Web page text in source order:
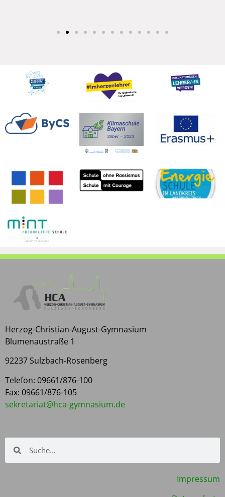
Herzog-Christian-August-Gymnasium
Blumenaustraße 1
92237 Sulzbach-Rosenberg
Telefon: 09661/876-100
Fax: 09661/876-105
ed.mu
isanm
yg-ac
h@tai
rater
kes
Impressum